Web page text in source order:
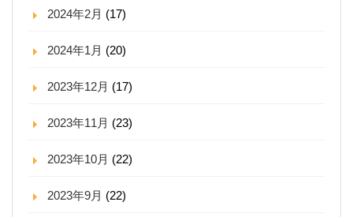
2024年2月 (17)
2024年1月 (20)
2023年12月 (17)
2023年11月 (23)
2023年10月 (22)
2023年9月 (22)